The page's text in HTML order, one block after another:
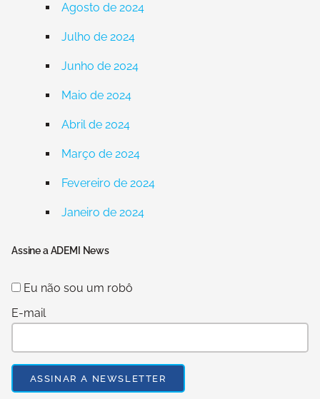
Agosto de 2024
Julho de 2024
Junho de 2024
Maio de 2024
Abril de 2024
Março de 2024
Fevereiro de 2024
Janeiro de 2024
Assine a ADEMI News
Eu não sou um robô
E-mail